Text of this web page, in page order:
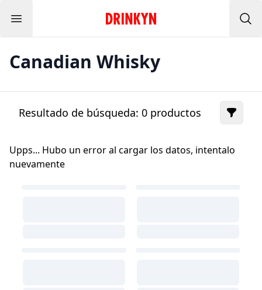
Menu Inicio Drinkyn
Canadian Whisky
Resultado de búsqueda: 0 productos
Upps... Hubo un error al cargar los datos, intentalo
nuevamente